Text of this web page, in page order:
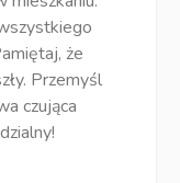
że
Przemyśl
czująca